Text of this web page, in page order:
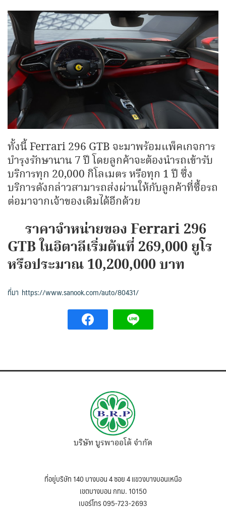
ทั้งนี้ Ferrari 296 GTB จะมาพร้อมแพ็คเกจการ
บำรุงรักษานาน 7 ปี โดยลูกค้าจะต้องนำรถเข้ารับ
บริการทุก 20,000 กิโลเมตร หรือทุก 1 ปี ซึ่ง
บริการดังกล่าวสามารถส่งผ่านให้กับลูกค้าที่ซื้อรถ
ต่อมาจากเจ้าของเดิมได้อีกด้วย
ราคาจำหน่ายของ Ferrari 296
GTB ในอิตาลีเริ่มต้นที่ 269,000 ยูโร
หรือประมาณ 10,200,000 บาท
ที่มา https://www.sanook.com/auto/80431/
บริษัท บูรพาออโต้ จำกัด
ที่อยู่บริษัท 140 บางบอน 4 ซอย 4 แขวงบางบอนเหนือ
เขตบางบอน กทม. 10150
เบอร์โทร 095-723-2693